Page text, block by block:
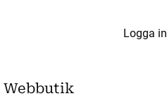
Logga in
Webbutik